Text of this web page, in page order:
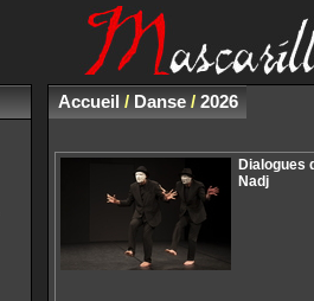
Accueil/ Danse/ 2026
Dialogues
Nadj